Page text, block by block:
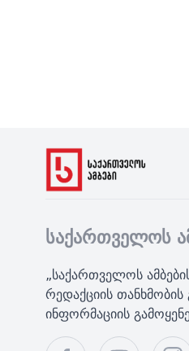
საქართველოს
„საქართველოს
რედაქციის
ინფორმაციის